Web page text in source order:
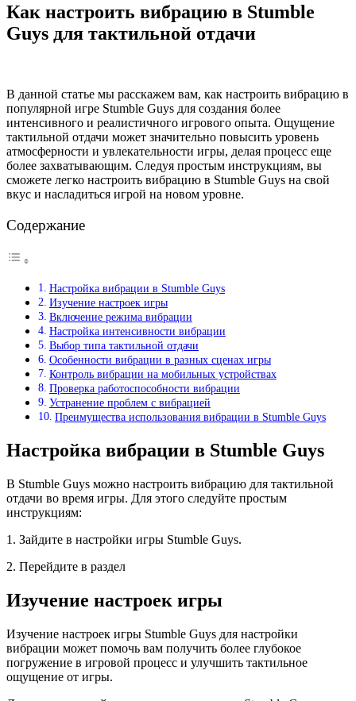
Как настроить вибрацию в Stumble
Guys для тактильной отдачи
В данной статье мы расскажем вам, как настроить вибрацию в
популярной игре Stumble Guys для создания более
интенсивного и реалистичного игрового опыта. Ощущение
тактильной отдачи может значительно повысить уровень
атмосферности и увлекательности игры, делая процесс еще
более захватывающим. Следуя простым инструкциям, вы
сможете легко настроить вибрацию в Stumble Guys на свой
вкус и насладиться игрой на новом уровне.
Содержание
Настройка вибрации в Stumble Guys
Изучение настроек игры
Включение режима вибрации
Настройка интенсивности вибрации
Выбор типа тактильной отдачи
Особенности вибрации в разных сценах игры
Контроль вибрации на мобильных устройствах
Проверка работоспособности вибрации
Устранение проблем с вибрацией
Преимущества использования вибрации в Stumble Guys
Настройка вибрации в Stumble Guys
В Stumble Guys можно настроить вибрацию для тактильной
отдачи во время игры. Для этого следуйте простым
инструкциям:
1. Зайдите в настройки игры Stumble Guys.
2. Перейдите в раздел
Изучение настроек игры
Изучение настроек игры Stumble Guys для настройки
вибрации может помочь вам получить более глубокое
погружение в игровой процесс и улучшить тактильное
ощущение от игры.